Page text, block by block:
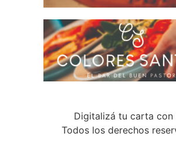
Digitalizá tu carta con
Todos los derechos